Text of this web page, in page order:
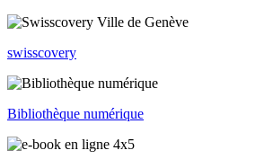
swisscovery
Bibliothèque numérique